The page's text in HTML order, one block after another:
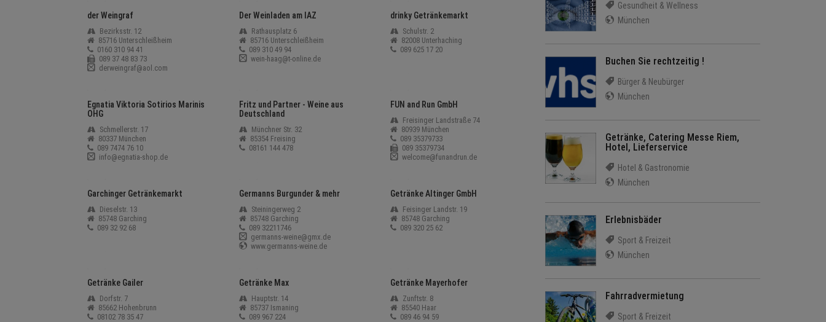
der Weingraf
Bezirksstr. 12
85716 Unterschleißheim
0160 310 94 41
089 37 48 83 73
derweingraf@aol.com
Der Weinladen am IAZ
Rathausplatz 6
85716 Unterschleißheim
089 310 49 94
wein-haag@t-online.de
drinky Getränkemarkt
Schulstr. 2
82008 Unterhaching
089 625 17 20
Egnatia Viktoria Sotirios Marinis
OHG
Schmellerstr. 17
80337 München
089 7474 76 10
info@egnatia-shop.de
Fritz und Partner - Weine aus
Deutschland
Münchner Str. 32
85354 Freising
08161 144 478
FUN and Run GmbH
Freisinger Landstraße 74
80939 München
089 35379733
089 35379734
welcome@funandrun.de
Garchinger Getränkemarkt
Dieselstr. 13
85748 Garching
089 32 92 68
Germanns Burgunder & mehr
Steiningerweg 2
85748 Garching
089 32211746
germanns-weine@gmx.de
www.germanns-weine.de
Getränke Altinger GmbH
Feisinger Landstr. 19
85748 Garching
089 320 25 62
Getränke Gailer
Dorfstr. 7
85662 Hohenbrunn
08102 78 35 47
Getränke Max
Hauptstr. 14
85737 Ismaning
089 967 224
Getränke Mayerhofer
Zunftstr. 8
85540 Haar
089 46 94 59
Gesundheit & Wellness
München
Buchen Sie rechtzeitig !
Bürger & Neubürger
München
Getränke, Catering Messe Riem,
Hotel, Lieferservice
Hotel & Gastronomie
München
Erlebnisbäder
Sport & Freizeit
München
Fahrradvermietung
Sport & Freizeit